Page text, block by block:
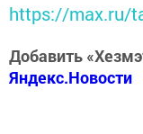
https://max.ru/
Добавить
Яндекс.Новости